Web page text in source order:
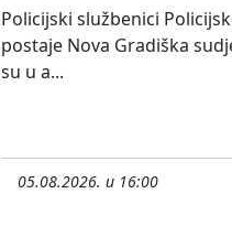
Policijski službenici
postaje Nova Gradiška
su u a...
05.08.2026. u 16:00